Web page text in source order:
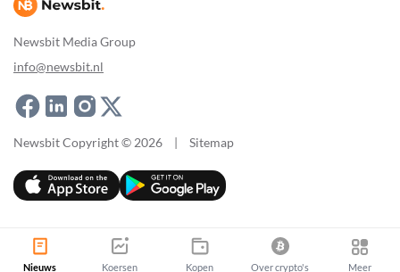
Newsbit Media Group
info@newsbit.nl
Newsbit Copyright © 2026 | Sitemap
Nieuws Koersen Kopen Over crypto's Meer